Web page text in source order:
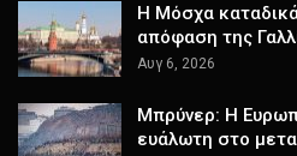
Η Μόσχα
απόφαση της
Αυγ 6, 2026
Μπρύνερ: Η
ευάλωτη στο